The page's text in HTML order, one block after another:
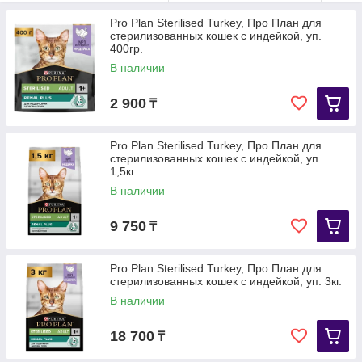
Pro Plan Sterilised Turkey, Про План для
стерилизованных кошек с индейкой, уп.
400гр.
В наличии
2 900 ₸
Pro Plan Sterilised Turkey, Про План для
стерилизованных кошек с индейкой, уп.
1,5кг.
В наличии
9 750 ₸
Pro Plan Sterilised Turkey, Про План для
стерилизованных кошек с индейкой, уп. 3кг.
В наличии
18 700 ₸